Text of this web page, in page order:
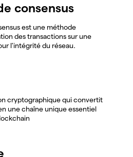
consensus
est une méthode
des transactions sur une
l'intégrité du réseau.
cryptographique qui convertit
une chaîne unique essentiel